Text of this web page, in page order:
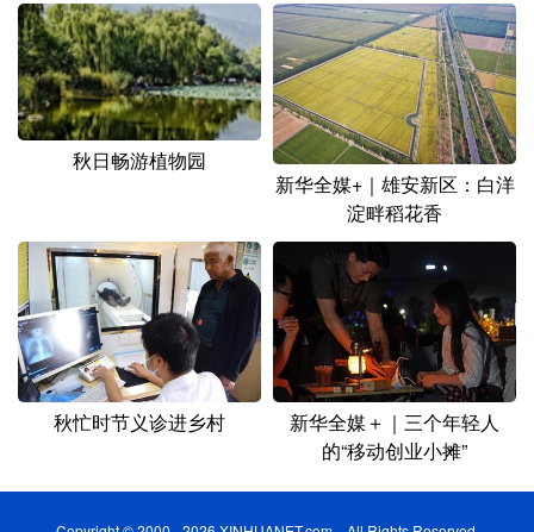
秋日畅游植物园
新华全媒+｜雄安新区：白洋
淀畔稻花香
秋忙时节义诊进乡村
新华全媒＋｜三个年轻人
的“移动创业小摊”